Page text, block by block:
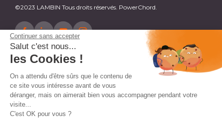
Continuer sans accepter
Salut c'est nous...
les Cookies !
On a attendu d'être sûrs que le contenu de
ce site vous intéresse avant de vous
déranger, mais on aimerait bien vous accompagner pendant votre
visite...
C'est OK pour vous ?
©2023 LAMBIN Tous droits réservés. PowerChord.